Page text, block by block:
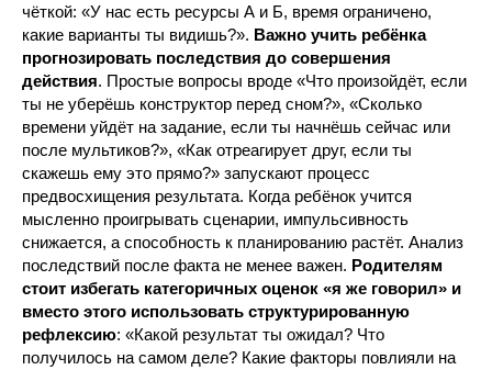
чёткой: «У нас есть ресурсы А и Б, время ограничено,
какие варианты ты видишь?». Важно учить ребёнка
прогнозировать последствия до совершения
действия. Простые вопросы вроде «Что произойдёт, если
ты не уберёшь конструктор перед сном?», «Сколько
времени уйдёт на задание, если ты начнёшь сейчас или
после мультиков?», «Как отреагирует друг, если ты
скажешь ему это прямо?» запускают процесс
предвосхищения результата. Когда ребёнок учится
мысленно проигрывать сценарии, импульсивность
снижается, а способность к планированию растёт. Анализ
последствий после факта не менее важен. Родителям
стоит избегать категоричных оценок «я же говорил» и
вместо этого использовать структурированную
рефлексию: «Какой результат ты ожидал? Что
получилось на самом деле? Какие факторы повлияли на